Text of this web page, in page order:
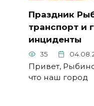
Праздник
транспорт и
инциденты
35
Привет,
что наш город